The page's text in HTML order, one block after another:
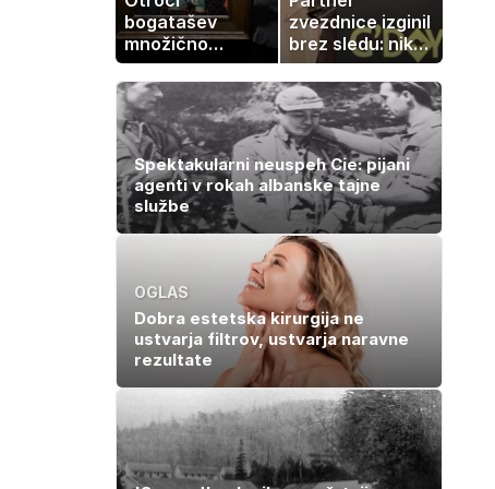
bogatašev
množično
prodajajo
družinske
zbirke: raje
imajo denar kot
umetnine
zvezdnice izginil
brez sledu: nikoli
ga niso našli,
nato je prišla še
ena tragedija
Spektakularni neuspeh Cie: pijani
agenti v rokah albanske tajne
službe
OGLAS
Dobra estetska kirurgija ne
ustvarja filtrov, ustvarja naravne
rezultate